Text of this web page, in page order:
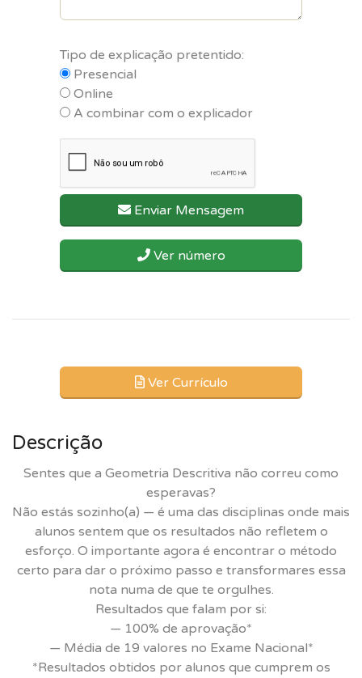
Tipo de explicação pretentido:
Presencial
Online
A combinar com o explicador
Enviar Mensagem
Ver número
Ver Currículo
Descrição
Sentes que a Geometria Descritiva não correu como
esperavas?
Não estás sozinho(a) — é uma das disciplinas onde mais
alunos sentem que os resultados não refletem o
esforço. O importante agora é encontrar o método
certo para dar o próximo passo e transformares essa
nota numa de que te orgulhes.
Resultados que falam por si:
— 100% de aprovação*
— Média de 19 valores no Exame Nacional*
*Resultados obtidos por alunos que cumprem os